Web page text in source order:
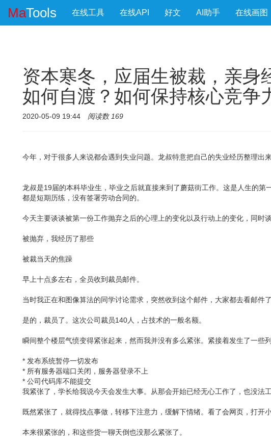
MaTools 在线工具 在线API 好文 AI助手 在线画图
资本寒冬，应届生被裁，亲身
如何自渡？如何保持核心竞争
2020-05-09 19:44 阅读数 169
今年，对于很多人来说都会遇到失业问题。龙叔特意把自己的失业经历整理出
龙叔是19届的本科毕业生，毕业之后就直接来到了蘑菇街工作。这是人生的
都是短期历练，没有签署劳动合同的。
今天主要谈谈被第一份工作抛弃之后的心理上的变化以及行动上的变化，同
被抛弃，我经历了那些
被裁当天的焦躁
早上十点多左右，全员收到裁员邮件。
当时我正在和图像算法的同学讨论需求，突然收到这个邮件，大家都去看邮件了
是的，裁员了。这次公司裁员140人，占技术的一般名额。
瞬间整个楼层气愤变得紧张起来，然而我并没有多么紧张。紧接着发生了一些
* 发布系统暂停一切发布
* 所有服务器端口关闭，服务器登录不上
* 公司代码库不能提交
我紧张了，学长给我说今天会发生大事。从那会开始已经无心工作了，也没法
既然紧张了，就得找点事做，转移下注意力，缓解下情绪。看了会网页，打开
本来很紧张的，和这些货一聊天倒也没那么紧张了。